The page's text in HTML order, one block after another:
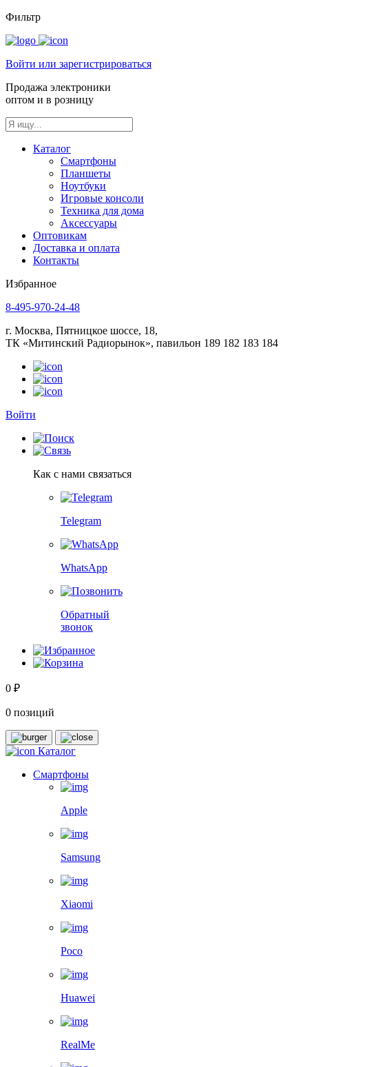
Фильтр
Войти или зарегистрироваться
Продажа электроники
оптом и в розницу
Каталог
Смартфоны
Планшеты
Ноутбуки
Игровые консоли
Техника для дома
Аксессуары
Оптовикам
Доставка и оплата
Контакты
Избранное
8-495-970-24-48
г. Москва, Пятницкое шоссе, 18,
ТК «Митинский Радиорынок», павильон 189 182 183 184
Войти
Как с нами связаться
Telegram
WhatsApp
Обратный
звонок
0 ₽
0 позиций
Каталог
Смартфоны
Apple
Samsung
Xiaomi
Poco
Huawei
RealMe